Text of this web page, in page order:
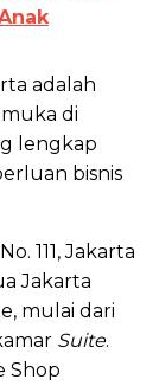
adalah
di
lengkap
bisnis
111, Jakarta
Jakarta
mulai dari
Suite.
Shop